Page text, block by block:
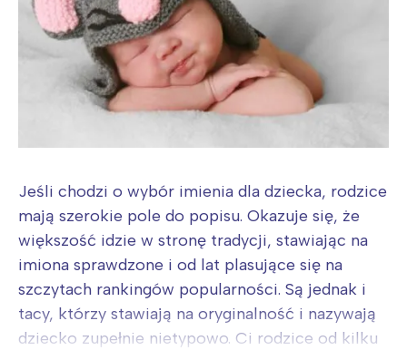
Jeśli chodzi o wybór imienia dla dziecka, rodzice
mają szerokie pole do popisu. Okazuje się, że
większość idzie w stronę tradycji, stawiając na
imiona sprawdzone i od lat plasujące się na
szczytach rankingów popularności. Są jednak i
tacy, którzy stawiają na oryginalność i nazywają
dziecko zupełnie nietypowo. Ci rodzice od kilku